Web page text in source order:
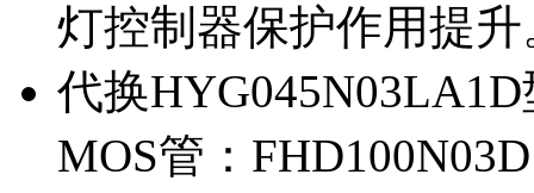
灯控制器保护作用提升
代换
MOS管：